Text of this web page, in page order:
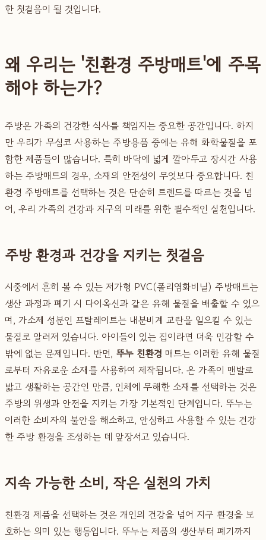
한 첫걸음이 될 것입니다.
왜 우리는 '친환경 주방매트'에 주목
해야 하는가?
주방은 가족의 건강한 식사를 책임지는 중요한 공간입니다. 하지
만 우리가 무심코 사용하는 주방용품 중에는 유해 화학물질을 포
함한 제품들이 많습니다. 특히 바닥에 넓게 깔아두고 장시간 사용
하는 주방매트의 경우, 소재의 안전성이 무엇보다 중요합니다. 친
환경 주방매트를 선택하는 것은 단순히 트렌드를 따르는 것을 넘
어, 우리 가족의 건강과 지구의 미래를 위한 필수적인 실천입니다.
주방 환경과 건강을 지키는 첫걸음
시중에서 흔히 볼 수 있는 저가형 PVC(폴리염화비닐) 주방매트는
생산 과정과 폐기 시 다이옥신과 같은 유해 물질을 배출할 수 있으
며, 가소제 성분인 프탈레이트는 내분비계 교란을 일으킬 수 있는
물질로 알려져 있습니다. 아이들이 있는 집이라면 더욱 민감할 수
밖에 없는 문제입니다. 반면, 뚜누 친환경 매트는 이러한 유해 물질
로부터 자유로운 소재를 사용하여 제작됩니다. 온 가족이 맨발로
밟고 생활하는 공간인 만큼, 인체에 무해한 소재를 선택하는 것은
주방의 위생과 안전을 지키는 가장 기본적인 단계입니다. 뚜누는
이러한 소비자의 불안을 해소하고, 안심하고 사용할 수 있는 건강
한 주방 환경을 조성하는 데 앞장서고 있습니다.
지속 가능한 소비, 작은 실천의 가치
친환경 제품을 선택하는 것은 개인의 건강을 넘어 지구 환경을 보
호하는 의미 있는 행동입니다. 뚜누는 제품의 생산부터 폐기까지